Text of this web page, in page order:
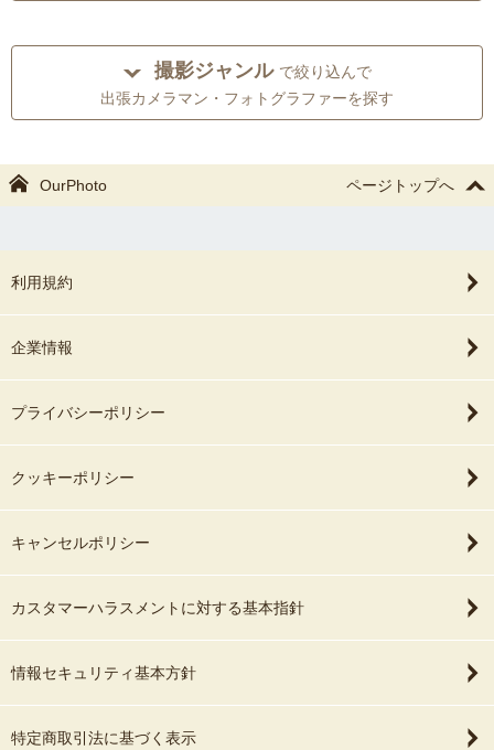
撮影ジャンル で絞り込んで
出張カメラマン・フォトグラファーを探す
OurPhoto ページトップへ
利用規約
企業情報
プライバシーポリシー
クッキーポリシー
キャンセルポリシー
カスタマーハラスメントに対する基本指針
情報セキュリティ基本方針
特定商取引法に基づく表示